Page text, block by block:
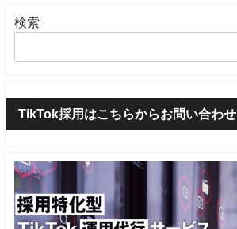
検索
TikTok採用はこちらからお問い合わせ